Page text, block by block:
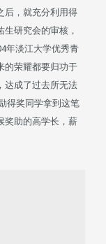
后，就充分利用得
研究会的审核，
年淡江大学优秀青
的荣耀都要归功于
达成了过去所无法
得奖同学拿到这笔
奖助的高学长，薪